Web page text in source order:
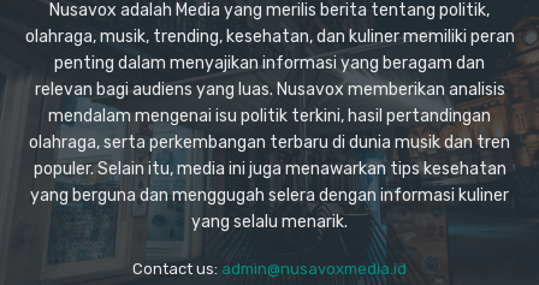
Nusavox adalah Media yang merilis berita tentang politik,
olahraga, musik, trending, kesehatan, dan kuliner memiliki peran
penting dalam menyajikan informasi yang beragam dan
relevan bagi audiens yang luas. Nusavox memberikan analisis
mendalam mengenai isu politik terkini, hasil pertandingan
olahraga, serta perkembangan terbaru di dunia musik dan tren
populer. Selain itu, media ini juga menawarkan tips kesehatan
yang berguna dan menggugah selera dengan informasi kuliner
yang selalu menarik.
Contact us: admin@nusavoxmedia.id